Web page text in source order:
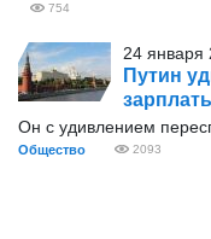
754
24 января
Путин
Он с удивлением
Общество 2093